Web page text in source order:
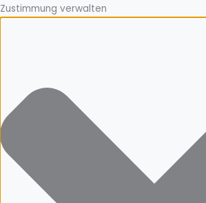
Zustimmung verwalten